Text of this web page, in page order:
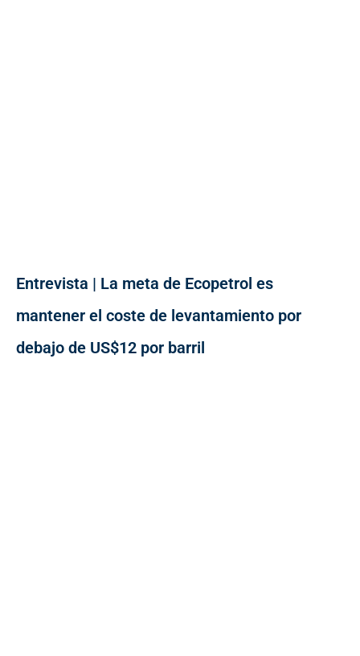
Entrevista | La meta de Ecopetrol es
mantener el coste de levantamiento por
debajo de US$12 por barril